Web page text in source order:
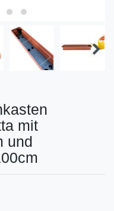
mit
und